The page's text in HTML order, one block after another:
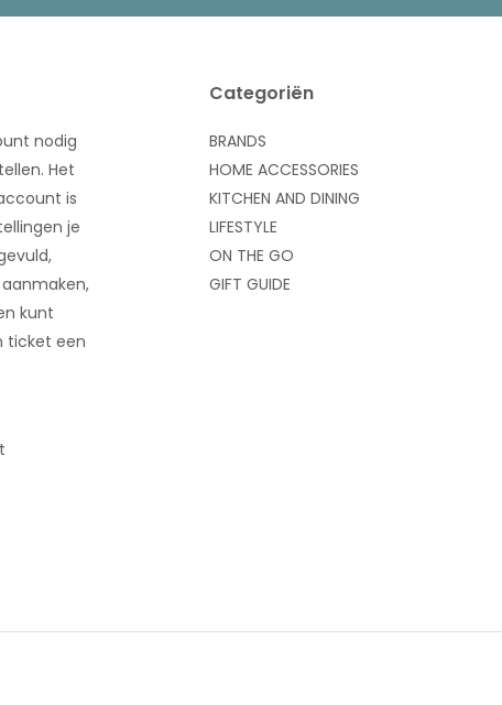
nodig
Het
is
je
kunt
ticket een
Categoriën
BRANDS
HOME ACCESSORIES
KITCHEN AND DINING
LIFESTYLE
ON THE GO
GIFT GUIDE